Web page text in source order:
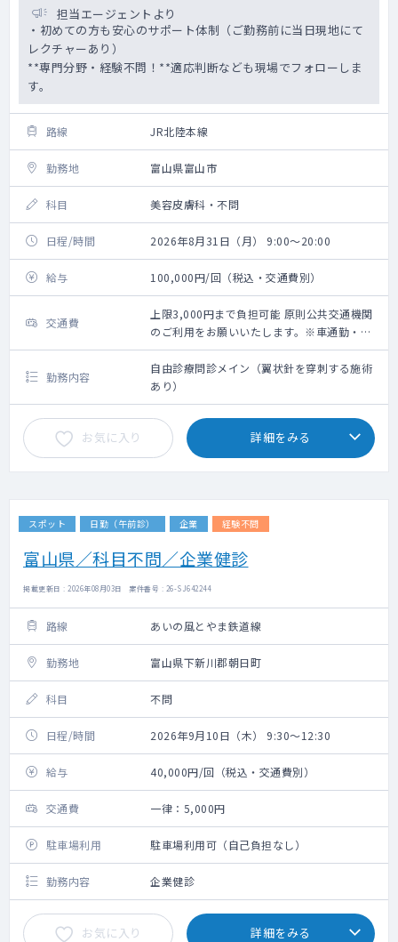
担当エージェントより
・初めての方も安心のサポート体制（ご勤務前に当日現地にて
レクチャーあり）
**専門分野・経験不問！**適応判断なども現場でフォローしま
す。
路線 JR北陸本線
勤務地 富山県富山市
科目 美容皮膚科・不問
日程/時間 2026年8月31日（月） 9:00～20:00
給与 100,000円/回（税込・交通費別）
交通費
上限3,000円まで負担可能 原則公共交通機関
のご利用をお願いいたします。※車通勤・タ
クシー利用要相談
勤務内容
自由診療問診メイン（翼状針を穿刺する施術
あり）
お気に入り 詳細をみる
スポット 日勤（午前診） 企業 経験不問
富山県／科目不問／企業健診
掲載更新日 : 2026年08月03日 案件番号 : 26-SJ642244
路線 あいの風とやま鉄道線
勤務地 富山県下新川郡朝日町
科目 不問
日程/時間 2026年9月10日（木） 9:30～12:30
給与 40,000円/回（税込・交通費別）
交通費 一律：5,000円
駐車場利用 駐車場利用可（自己負担なし）
勤務内容 企業健診
お気に入り 詳細をみる